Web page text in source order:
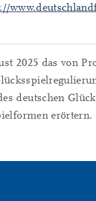
2025 das von
deutschen